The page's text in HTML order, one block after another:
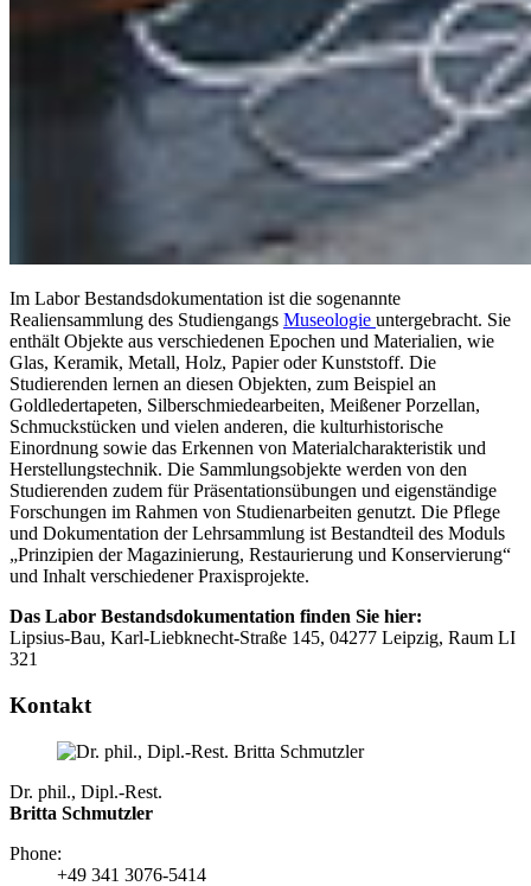
Im Labor Bestandsdokumentation ist die sogenannte
Realiensammlung des Studiengangs Museologie untergebracht. Sie
enthält Objekte aus verschiedenen Epochen und Materialien, wie
Glas, Keramik, Metall, Holz, Papier oder Kunststoff. Die
Studierenden lernen an diesen Objekten, zum Beispiel an
Goldledertapeten, Silberschmiedearbeiten, Meißener Porzellan,
Schmuckstücken und vielen anderen, die kulturhistorische
Einordnung sowie das Erkennen von Materialcharakteristik und
Herstellungstechnik. Die Sammlungsobjekte werden von den
Studierenden zudem für Präsentationsübungen und eigenständige
Forschungen im Rahmen von Studienarbeiten genutzt. Die Pflege
und Dokumentation der Lehrsammlung ist Bestandteil des Moduls
„Prinzipien der Magazinierung, Restaurierung und Konservierung“
und Inhalt verschiedener Praxisprojekte.
Das Labor Bestandsdokumentation finden Sie hier:
Lipsius-Bau, Karl-Liebknecht-Straße 145, 04277 Leipzig, Raum LI
321
Kontakt
Dr. phil., Dipl.-Rest.
Britta Schmutzler
Phone:
+49 341 3076-5414